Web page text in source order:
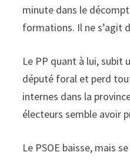
minute dans le
formations. Il ne s’agit
Le PP quant à lui, subit
député foral et perd
internes dans la
électeurs semble avoir
Le PSOE baisse, mais